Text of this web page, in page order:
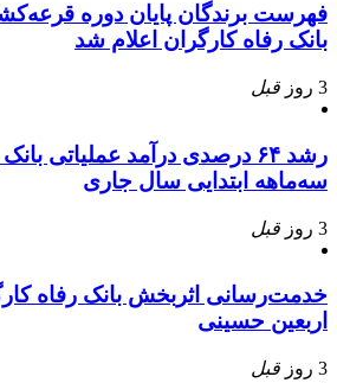
فهرست برندگان پایان دوره
بانک رفاه کارگران اعلام شد
3 روز قبل
رشد ۶۴ درصدی درآمد عملیاتی
سه‌ماهه ابتدایی سال جاری
3 روز قبل
خدمت‌رسانی اثربخش بانک رفاه
اربعین حسینی
3 روز قبل